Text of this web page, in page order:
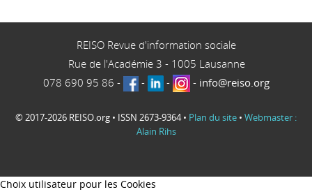
REISO Revue d'information sociale
Rue de l'Académie 3 - 1005 Lausanne
078 690 95 86 - - - - info@reiso.org
© 2017-2026 REISO.org • ISSN 2673-9364 • Plan du site • Webmaster :
Alain Rihs
Choix utilisateur pour les Cookies